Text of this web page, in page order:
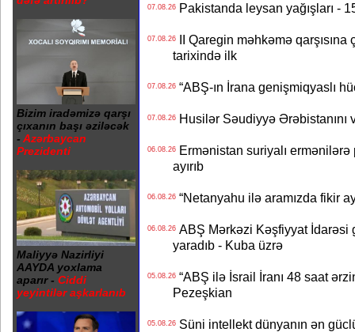
Bizim iradəmizə qarşı
çıxanın başı əziləcək
- Azərbaycan
Prezidenti
Maliyyə Nazirliyi
AAYDA yoxlama
aparır - Ciddi
yeyintilər aşkarlanıb
07.08.26Pakistanda leysan yağışları -
07.08.26II Qaregin məhkəmə qarşısına
tarixində ilk
07.08.26“ABŞ-ın İrana genişmiqyaslı
07.08.26Husilər Səudiyyə Ərəbistanını
06.08.26Ermənistan suriyalı ermənilərə
ayırıb
06.08.26“Netanyahu ilə aramızda fikir
06.08.26ABŞ Mərkəzi Kəşfiyyat İdarəsi
yaradıb - Kuba üzrə
05.08.26“ABŞ ilə İsrail İranı 48 saat
Pezeşkian
05.08.26Süni intellekt dünyanın ən